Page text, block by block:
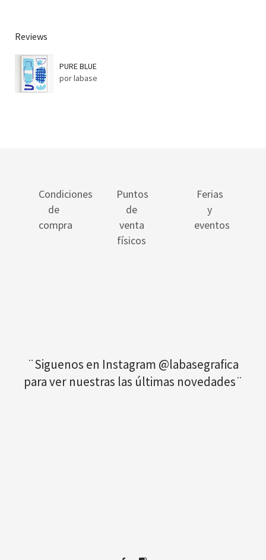
Reviews
PURE BLUE
por labase
Condiciones
de
compra
Puntos
de
venta
físicos
Ferias
y
eventos
¨Siguenos en Instagram @labasegrafica
para ver nuestras las últimas novedades¨